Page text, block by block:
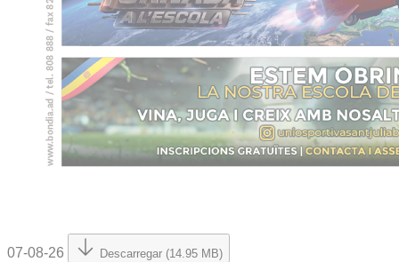
07-08-26 Descarregar (14.95 MB)